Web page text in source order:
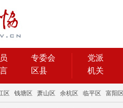
专委会
区县
党派
机关
区 钱塘区 萧山区 余杭区 临平区 富阳